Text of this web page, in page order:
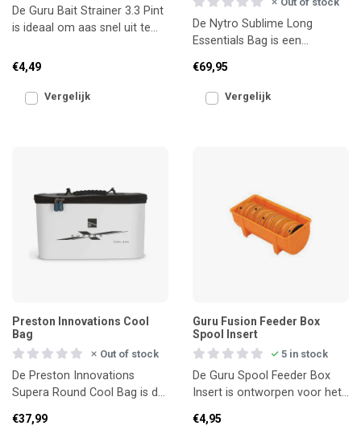
De Guru Bait Strainer 3.3 Pint
is ideaal om aas snel uit te
grondvoer o
€4,49
Vergelijk
De Nytro Sublime Long
Essentials Bag is een
voor het overzichtelijk meen
€69,95
Vergelijk
Preston Innovations Cool
Bag
Out of stock
De Preston Innovations
Supera Round Cool Bag is dé
koel vervoeren van
€37,99
Guru Fusion Feeder Box
Spool Insert
5 in stock
De Guru Spool Feeder Box
Insert is ontworpen voor het
maximaal 8 onderli
€4,95